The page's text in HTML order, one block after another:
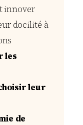
innover
docilité à
les
leur
de